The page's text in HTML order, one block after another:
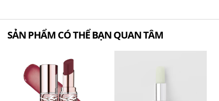
SẢN PHẨM CÓ THỂ BẠN QUAN TÂM